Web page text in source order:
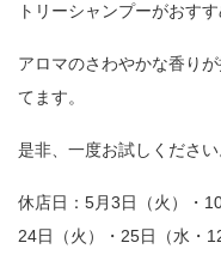
トリーシャンプーがおすす
アロマのさわやかな香り
てます。
是非、一度お試しください
休店日：5月3日（火）・
24日（火）・25日（水・